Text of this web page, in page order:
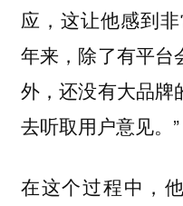
应，这让他感到
年来，除了有平台
外，还没有大品牌
去听取用户意见。”
在这个过程中，